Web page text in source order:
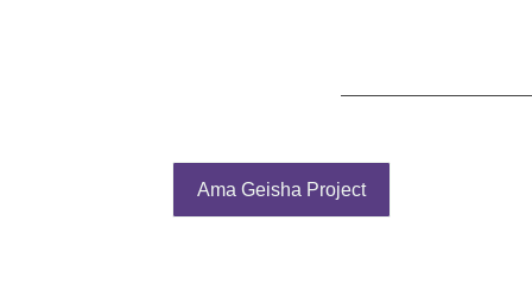
Ama Geisha Project